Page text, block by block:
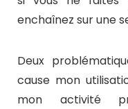
enchaînez sur une
Deux
cause mon
mon activité